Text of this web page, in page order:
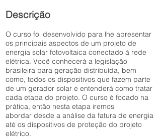
Descrição
O curso foi desenvolvido para lhe apresentar
os principais aspectos de um projeto de
energia solar fotovoltaica conectado à rede
elétrica. Você conhecerá a legislação
brasileira para geração distribuída, bem
como, todos os dispositivos que fazem parte
de um gerador solar e entenderá como tratar
cada etapa do projeto. O curso é focado na
prática, então nesta etapa iremos
abordar desde a análise da fatura de energia
até os dispositivos de proteção do projeto
elétrico.